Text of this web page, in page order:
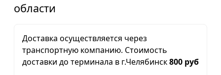
области
Доставка осуществляется через
транспортную компанию. Стоимость
доставки до терминала в г.Челябинск800 руб